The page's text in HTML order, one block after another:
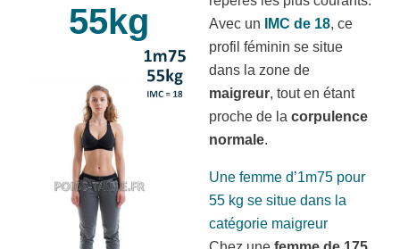
55kg
Avec un
IMC de 18, ce
profil féminin se situe
dans la zone de
maigreur, tout en étant
proche de la corpulence
normale.
Une femme d’1m75 pour
55 kg se situe dans la
catégorie maigreur